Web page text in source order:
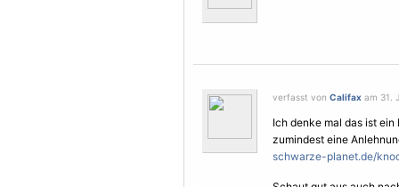
verfasst von Califax am 31.
Ich denke mal das ist ein
zumindest eine
schwarze-planet.de/